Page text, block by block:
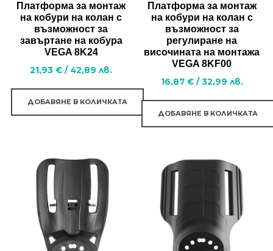
Платформа за монтаж
на кобури на колан с
възможност за
завъртане на кобура
VEGA 8K24
21,93€ / 42,89лв.
ДОБАВЯНЕ В КОЛИЧКАТА
Платформа за монтаж
на кобури на колан с
възможност за
регулиране на
височината на монтажа
VEGA 8KF00
16,87 € /32,99 лв.
ДОБАВЯНЕ В КОЛИЧКАТА